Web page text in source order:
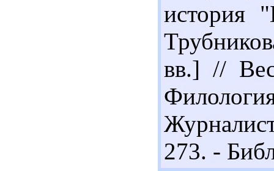
история
вв.] //
273. -